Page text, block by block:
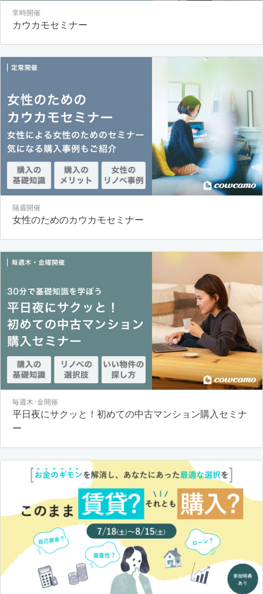
常時開催
カウカモセミナー
隔週開催
女性のためのカウカモセミナー
毎週木･金開催
平日夜にサクッと！初めての中古マンション購入セミナ
ー